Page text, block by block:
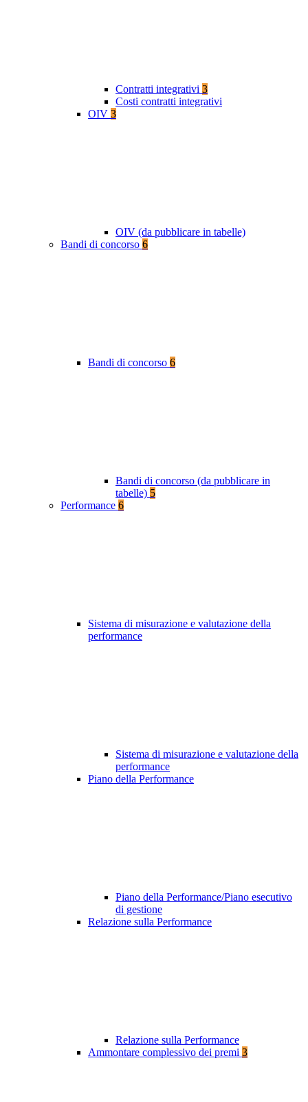
Contratti integrativi 3
Costi contratti integrativi
OIV 3
OIV (da pubblicare in tabelle)
Bandi di concorso 6
Bandi di concorso 6
Bandi di concorso (da pubblicare in
tabelle) 5
Performance 6
Sistema di misurazione e valutazione della
performance
Sistema di misurazione e valutazione della
performance
Piano della Performance
Piano della Performance/Piano esecutivo
di gestione
Relazione sulla Performance
Relazione sulla Performance
Ammontare complessivo dei premi 3